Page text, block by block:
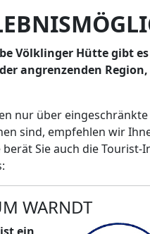
Völklinger Hütte gibt
angrenzenden
nur über
sind, empfehlen wir
Sie auch die
WARNDT